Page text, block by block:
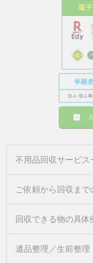
不用品回収サービス
ご依頼から回収まで
回収できる物の具体
遺品整理／生前整理